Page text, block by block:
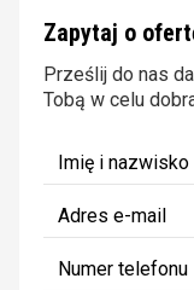
Zapytaj o
Prześlij do nas
Tobą w celu